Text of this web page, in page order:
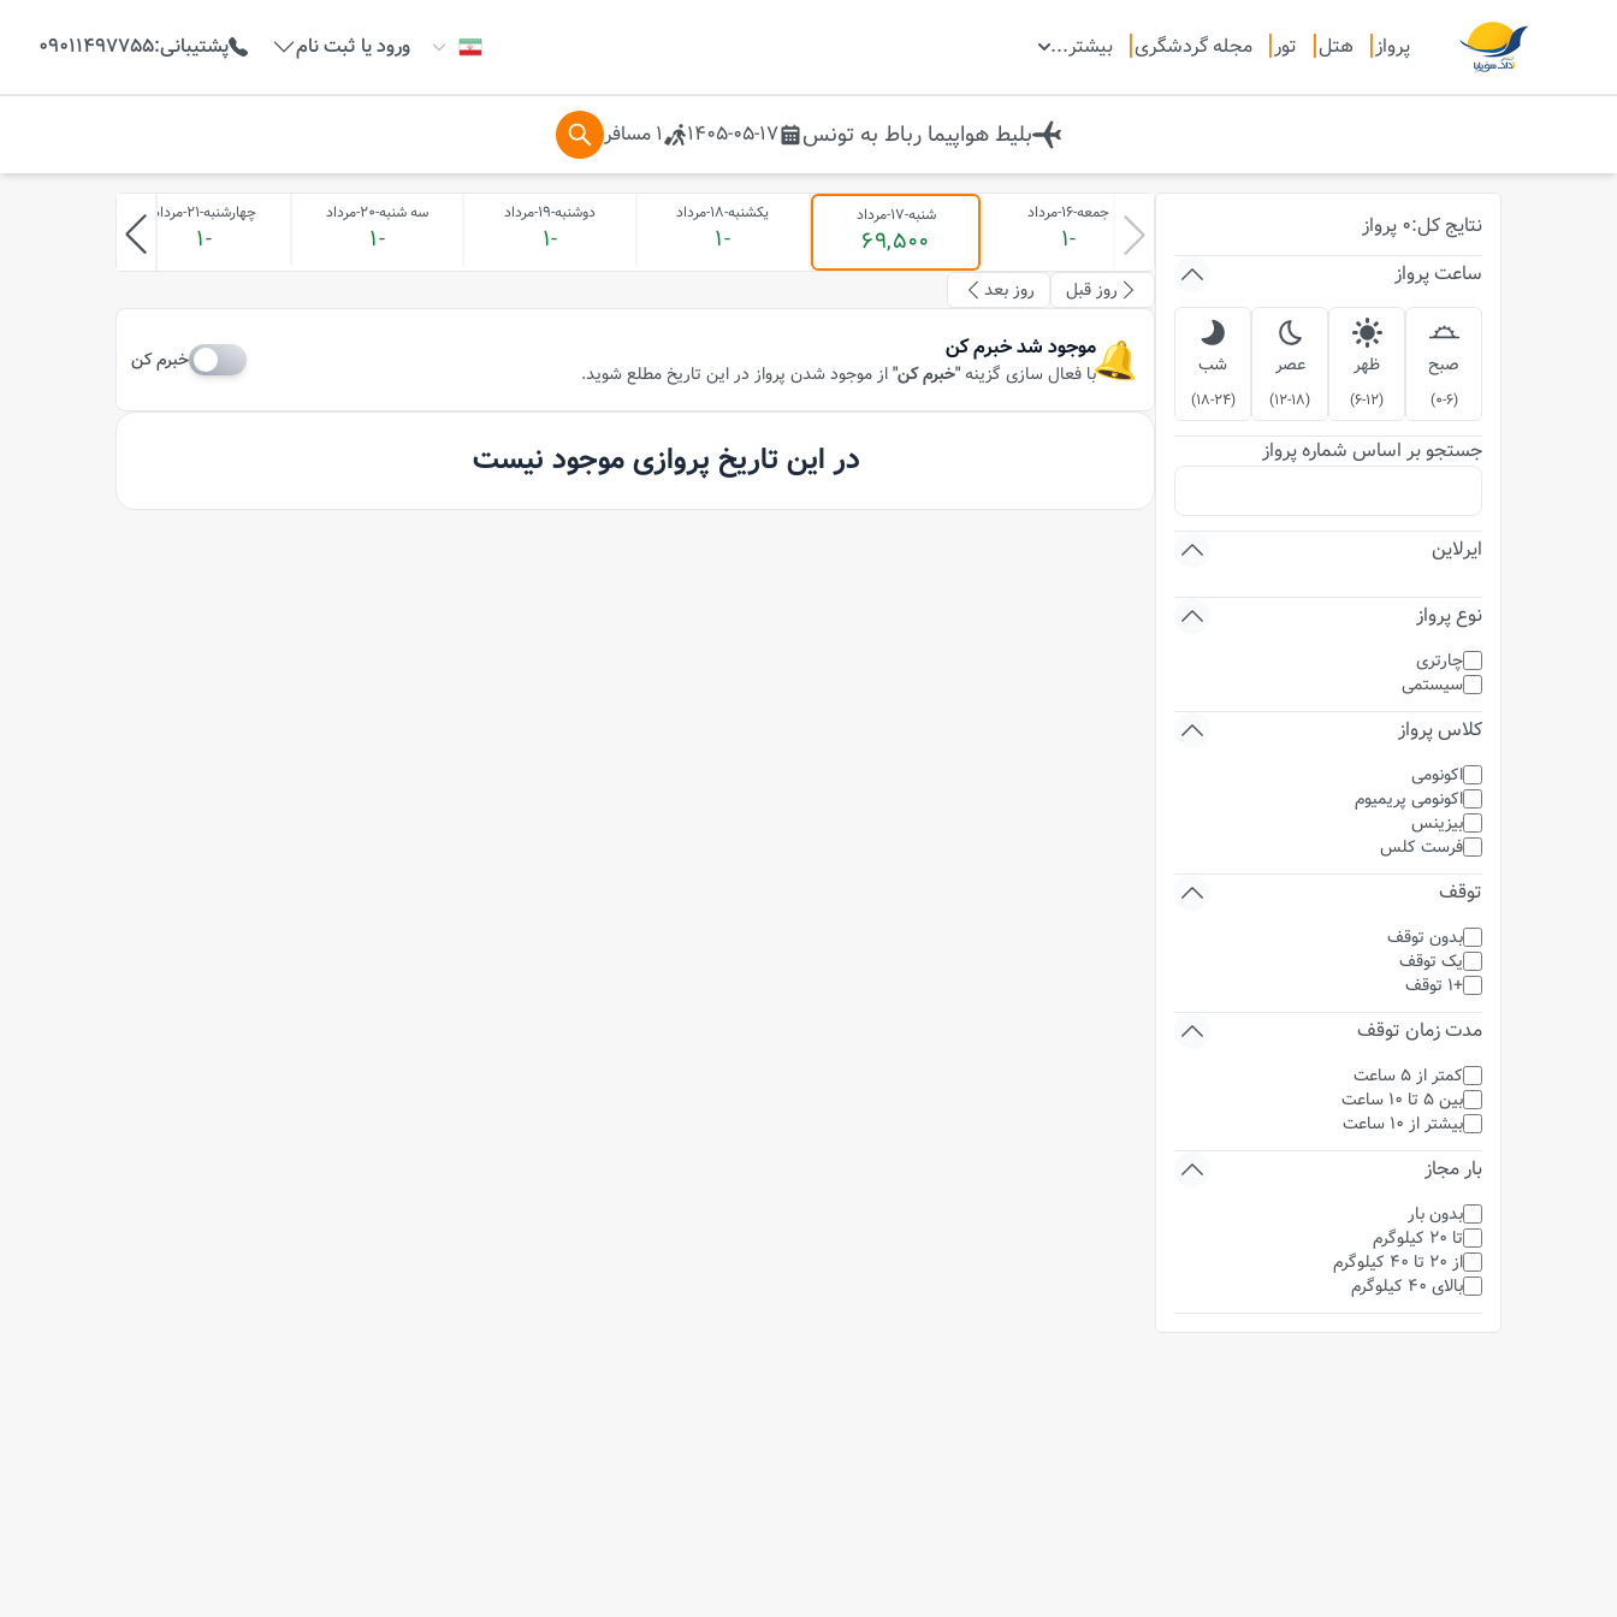
پرواز هتل تور مجله گردشگری بیشتر... ورود یا ثبت نام پشتیبانی:
09011497755
بلیط هواپیما رباط به تونس 1405-05-17
1 مسافر
نتایج کل:
0 پرواز
ساعت پرواز
صبح
(
0-6
)
ظهر
(
6-12
)
عصر
(
12-18
)
شب
(
18-24
)
جستجو بر اساس شماره پرواز
ایرلاین
نوع پرواز
چارتری
سیستمی
کلاس پرواز
اکونومی
اکونومی پریمیوم
بیزینس
فرست کلس
توقف
بدون توقف
یک توقف
+1 توقف
مدت زمان توقف
کمتر از 5 ساعت
بین 5 تا 10 ساعت
بیشتر از 10 ساعت
بار مجاز
بدون بار
تا 20 کیلوگرم
از 20 تا 40 کیلوگرم
بالای 40 کیلوگرم
جمعه-16-مرداد
-1
شنبه-17-مرداد
69,500
یکشنبه-18-مرداد
-1
دوشنبه-19-مرداد
-1
سه شنبه-20-مرداد
-1
چهارشنبه-21-مرداد
-1
روز قبل روز بعد
موجود شد خبرم کن
با فعال سازی گزینه"خبرم کن"از موجود شدن پرواز در این تاریخ مطلع شوید.
خبرم کن
در این تاریخ پروازی موجود نیست